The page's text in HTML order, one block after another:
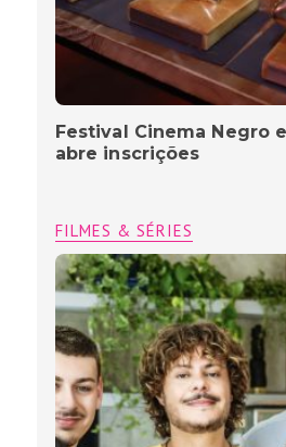
Festival Cinema Negro
abre inscrições
FILMES & SÉRIES